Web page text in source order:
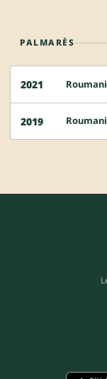
PALMARÈS
2021
2019